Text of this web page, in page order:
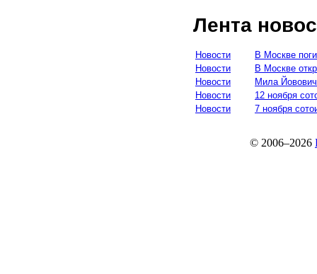
Лента
Новости
В Москве
Новости
В Москве
Новости
Мила
Новости
12 ноября
Новости
7 ноября
© 2006–2026